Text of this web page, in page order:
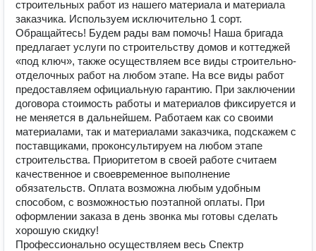
строительных работ из нашего материала и материала
заказчика. Используем исключительно 1 сорт.
Обращайтесь! Будем рады вам помочь! Наша бригада
предлагает услуги по строительству домов и коттеджей
«под ключ», также осуществляем все виды строительно-
отделочных работ на любом этапе. На все виды работ
предоставляем официальную гарантию. При заключении
договора стоимость работы и материалов фиксируется и
не меняется в дальнейшем. Работаем как со своими
материалами, так и материалами заказчика, подскажем с
поставщиками, проконсультируем на любом этапе
строительства. Приоритетом в своей работе считаем
качественное и своевременное выполнение
обязательств. Оплата возможна любым удобным
способом, с возможностью поэтапной оплаты. При
оформлении заказа в день звонка мы готовы сделать
хорошую скидку!
Профессионально осуществляем весь Спектр